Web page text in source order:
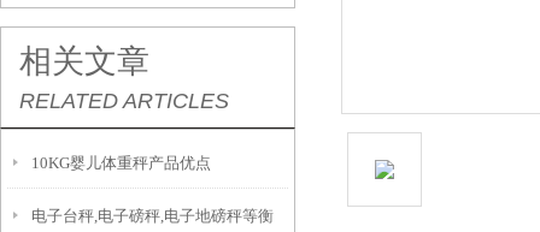
相关文章
RELATED ARTICLES
10KG婴儿体重秤产品优点
电子台秤,电子磅秤,电子地磅秤等衡